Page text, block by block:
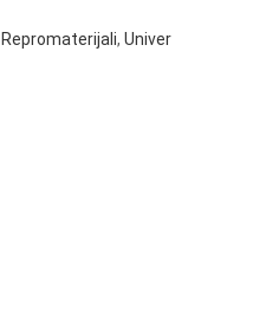
Repromaterijali, Univer